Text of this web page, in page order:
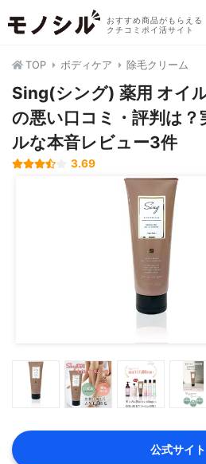
おすすめ商品がもらえる
クチコミポイ活サイト
TOP ボディケア 除毛クリーム
Sing(シング) 薬用 オイ
の悪い口コミ・評判は
ルな本音レビュー3件
3.69
公式サイト